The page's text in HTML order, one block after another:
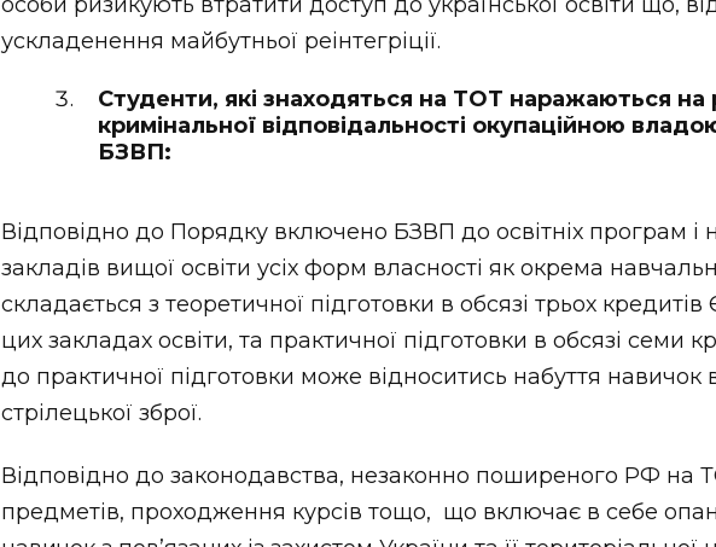
ускладенення майбутньої реінтегріції.
Студенти, які знаходяться на ТОТ наражаються
кримінальної відповідальності окупаційною
БЗВП:
Відповідно до Порядку включено БЗВП до освітніх програм і
закладів вищої освіти усіх форм власності як окрема
складається з теоретичної підготовки в обсязі трьох
цих закладах освіти, та практичної підготовки в обсязі семи
до практичної підготовки може відноситись набуття навичок
стрілецької зброї.
Відповідно до законодавства, незаконно поширеного РФ на
предметів, проходження курсів тощо, що включає в себе